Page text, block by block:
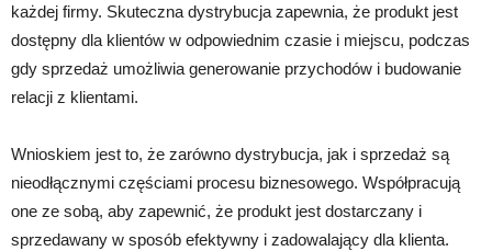
każdej firmy. Skuteczna dystrybucja zapewnia, że produkt jest
dostępny dla klientów w odpowiednim czasie i miejscu, podczas
gdy sprzedaż umożliwia generowanie przychodów i budowanie
relacji z klientami.
Wnioskiem jest to, że zarówno dystrybucja, jak i sprzedaż są
nieodłącznymi częściami procesu biznesowego. Współpracują
one ze sobą, aby zapewnić, że produkt jest dostarczany i
sprzedawany w sposób efektywny i zadowalający dla klienta.